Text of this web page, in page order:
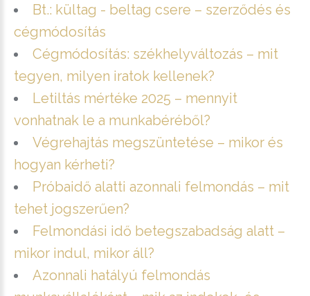
Bt.: kültag - beltag csere – szerződés és
cégmódosítás
Cégmódosítás: székhelyváltozás – mit
tegyen, milyen iratok kellenek?
Letiltás mértéke 2025 – mennyit
vonhatnak le a munkabéréből?
Végrehajtás megszüntetése – mikor és
hogyan kérheti?
Próbaidő alatti azonnali felmondás – mit
tehet jogszerűen?
Felmondási idő betegszabadság alatt –
mikor indul, mikor áll?
Azonnali hatályú felmondás